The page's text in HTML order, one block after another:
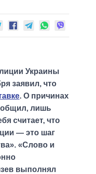
Украины
заявил, что
. О причинах
лишь
считает, что
— это шаг
«Слово и
выполнял